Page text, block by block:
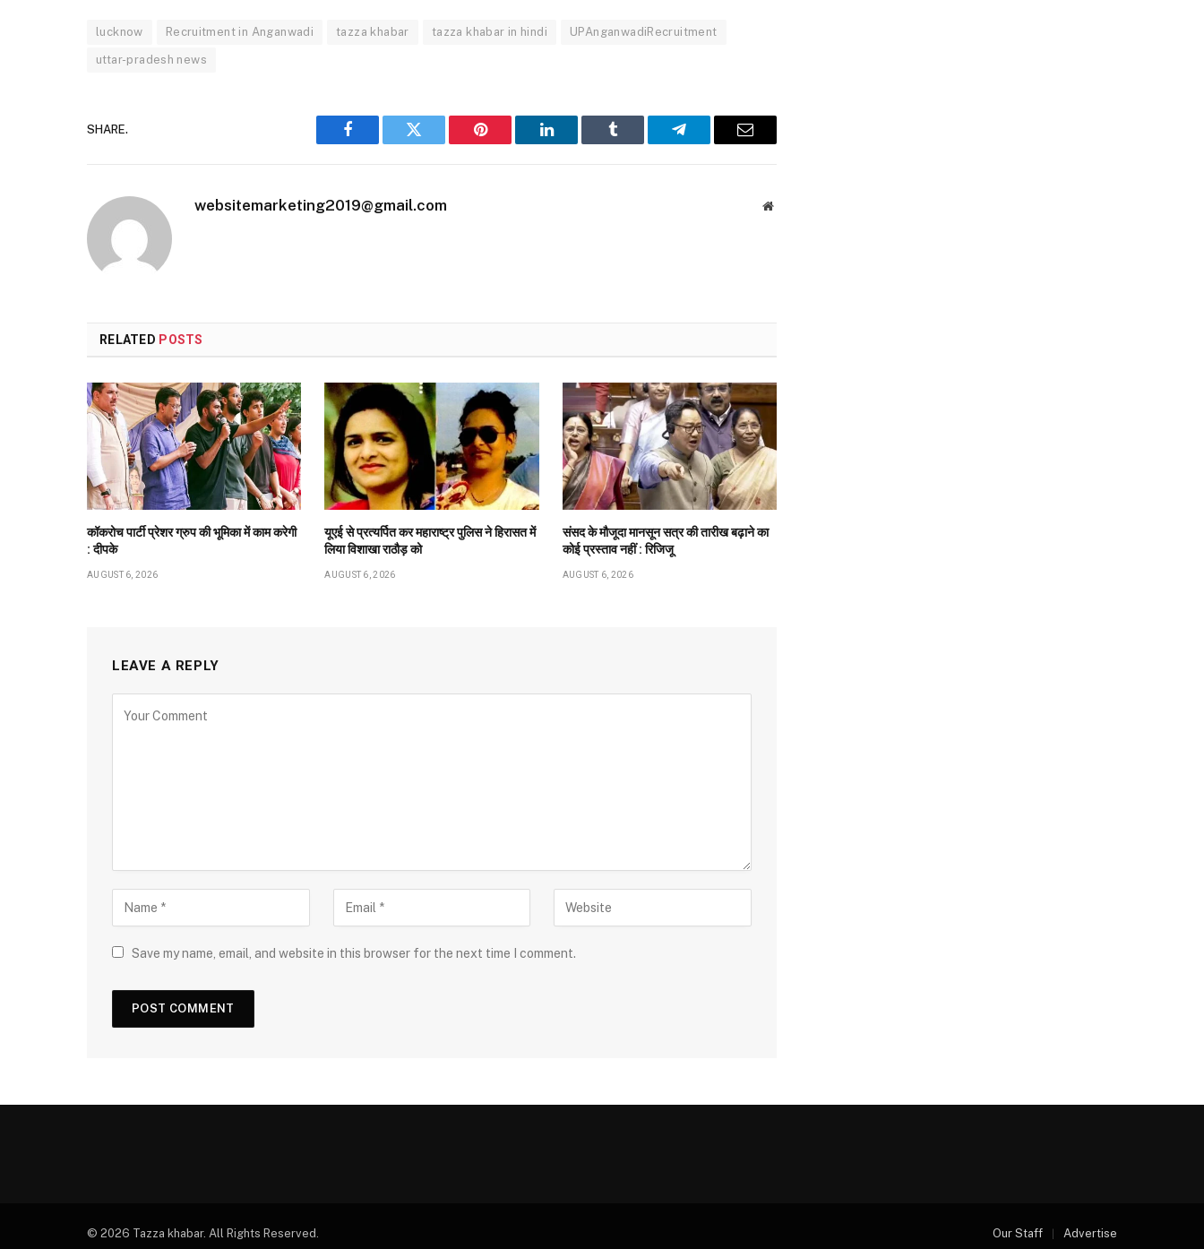
lucknow Recruitment in Anganwadi tazza khabar tazza khabar in hindi UPAnganwadiRecruitment
uttar-pradesh news
SHARE.
Facebook Twitter Pinterest LinkedIn Tumblr Telegram Email
websitemarketing2019@gmail.com Website
RELATED POSTS
कॉकरोच पार्टी प्रेशर ग्रुप की भूमिका में काम करेगी
: दीपके
AUGUST 6, 2026
यूएई से प्रत्यर्पित कर महाराष्ट्र पुलिस ने हिरासत में
लिया विशाखा राठौड़ को
AUGUST 6, 2026
संसद के मौजूदा मानसून सत्र की तारीख बढ़ाने का
कोई प्रस्ताव नहीं : रिजिजू
AUGUST 6, 2026
LEAVE A REPLY
Save my name, email, and website in this browser for the next time I comment.
© 2026 Tazza khabar. All Rights Reserved. Our Staff Advertise